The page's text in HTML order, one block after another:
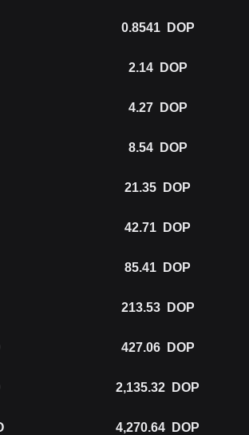
0.8541 DOP
2.14 DOP
4.27 DOP
8.54 DOP
21.35 DOP
42.71 DOP
85.41 DOP
213.53 DOP
427.06 DOP
2,135.32 DOP
4,270.64 DOP